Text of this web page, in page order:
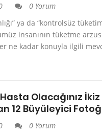
0 Yorum
ya da “kontrolsüz
insanının tüketme
ne kadar konuyla ilgili
Olacağınız
12 Büyüleyici
0 Yorum